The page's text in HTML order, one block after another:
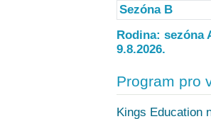
Sezóna B
Rodina: sezóna
9.8.2026.
Program pro
Kings Education